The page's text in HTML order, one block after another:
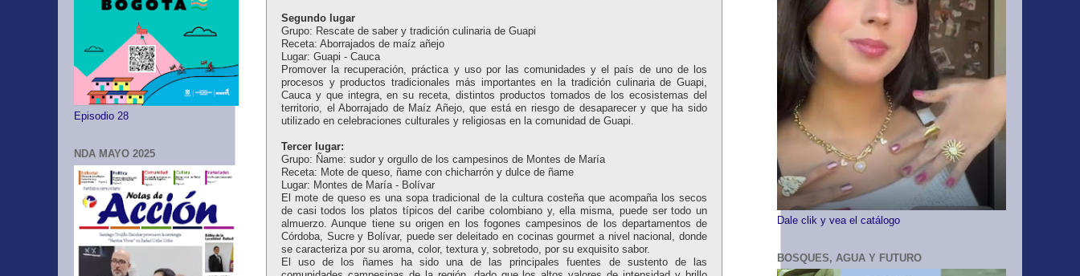
Segundo lugar
Grupo: Rescate de saber y tradición culinaria de Guapi
Receta: Aborrajados de maíz añejo
Lugar: Guapi - Cauca
Promover la recuperación, práctica y uso por las comunidades y el país de uno de los
procesos y productos tradicionales más importantes en la tradición culinaria de Guapi,
Cauca y que integra, en su receta, distintos productos tomados de los ecosistemas del
territorio, el Aborrajado de Maíz Añejo, que está en riesgo de desaparecer y que ha sido
utilizado en celebraciones culturales y religiosas en la comunidad de Guapi.
Tercer lugar:
Grupo: Ñame: sudor y orgullo de los campesinos de Montes de María
Receta: Mote de queso, ñame con chicharrón y dulce de ñame
Lugar: Montes de María - Bolívar
El mote de queso es una sopa tradicional de la cultura costeña que acompaña los secos
de casi todos los platos típicos del caribe colombiano y, ella misma, puede ser todo un
almuerzo. Aunque tiene su origen en los fogones campesinos de los departamentos de
Córdoba, Sucre y Bolívar, puede ser deleitado en cocinas gourmet a nivel nacional, donde
se caracteriza por su aroma, color, textura y, sobretodo, por su exquisito sabor.
El uso de los ñames ha sido una de las principales fuentes de sustento de las
Episodio 28
NDA MAYO 2025
Dale clik y vea el catálogo
BOSQUES, AGUA Y FUTURO